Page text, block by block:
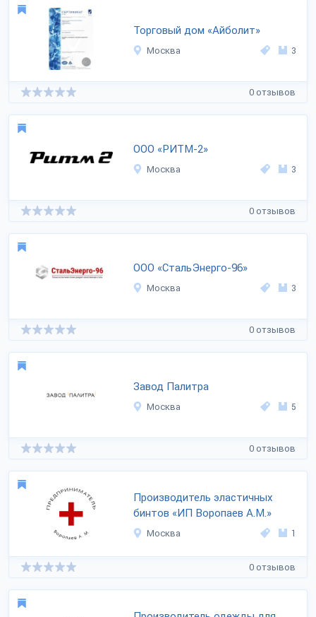
Торговый дом «Айболит»
Москва 3
0 отзывов
ООО «РИТМ-2»
Москва 3
0 отзывов
ООО «СтальЭнерго-96»
Москва 3
0 отзывов
Завод Палитра
Москва 5
0 отзывов
Производитель эластичных
бинтов «ИП Воропаев А.М.»
Москва 1
0 отзывов